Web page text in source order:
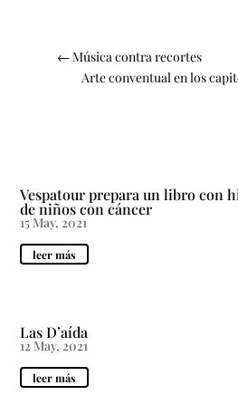
← Música contra recortes
Arte conventual en los
Vespatour prepara un libro con
de niños con cáncer
15 May, 2021
leer más
Las D’aída
12 May, 2021
leer más